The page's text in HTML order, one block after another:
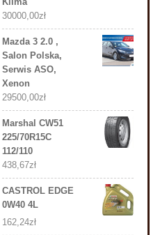
30000,00zł
Mazda 3 2.0 ,
Salon Polska,
Serwis ASO,
Xenon
29500,00zł
Marshal CW51
225/70R15C
112/110
438,67zł
CASTROL EDGE
0W40 4L
162,24zł